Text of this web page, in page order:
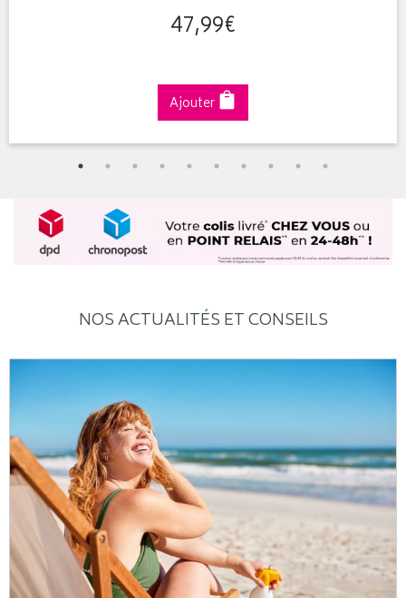
47,99€
Ajouter
NOS ACTUALITÉS ET CONSEILS